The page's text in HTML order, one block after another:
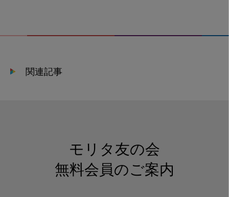
関連記事
モリタ友の会
無料会員のご案内